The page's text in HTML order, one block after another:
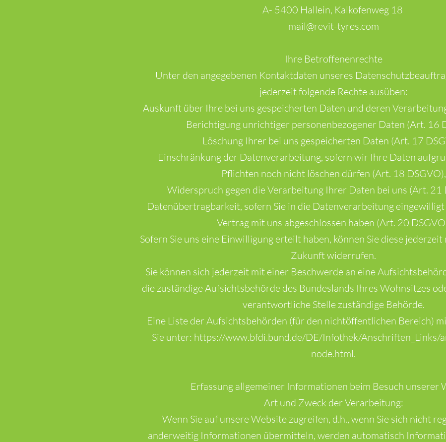
A- 5400 Hallein, Kalkofenweg 18
mail@revit-tyres.com
Ihre Betroffenenrechte
Unter den angegebenen Kontaktdaten unseres
jederzeit folgende Rechte ausüben:
Auskunft über Ihre bei uns gespeicherten Daten und deren
Berichtigung unrichtiger personenbezogener Daten (Art. 16
Löschung Ihrer bei uns gespeicherten Daten (Art. 17
Einschränkung der Datenverarbeitung, sofern wir Ihre Daten
Pflichten noch nicht löschen dürfen (Art. 18 DSGVO),
Widerspruch gegen die Verarbeitung Ihrer Daten bei uns (Art. 21
Datenübertragbarkeit, sofern Sie in die Datenverarbeitung
Vertrag mit uns abgeschlossen haben (Art. 20
Sofern Sie uns eine Einwilligung erteilt haben, können Sie diese
Zukunft widerrufen.
Sie können sich jederzeit mit einer Beschwerde an eine
die zuständige Aufsichtsbehörde des Bundeslands Ihres Wohnsitzes
verantwortliche Stelle zuständige Behörde.
Eine Liste der Aufsichtsbehörden (für den nichtöffentlichen Bereich)
Sie unter: https://www.bfdi.bund.de/DE/Infothek/Anschriften_Links/
node.html.
Erfassung allgemeiner Informationen beim Besuch unserer
Art und Zweck der Verarbeitung:
Wenn Sie auf unsere Website zugreifen, d.h., wenn Sie sich nicht
anderweitig Informationen übermitteln, werden automatisch